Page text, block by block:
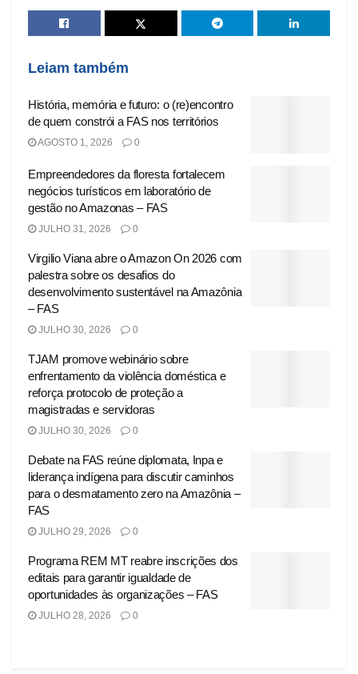
Leiam também
História, memória e futuro: o (re)encontro
de quem constrói a FAS nos territórios
AGOSTO 1, 2026 0
Empreendedores da floresta fortalecem
negócios turísticos em laboratório de
gestão no Amazonas – FAS
JULHO 31, 2026 0
Virgilio Viana abre o Amazon On 2026 com
palestra sobre os desafios do
desenvolvimento sustentável na Amazônia
– FAS
JULHO 30, 2026 0
TJAM promove webinário sobre
enfrentamento da violência doméstica e
reforça protocolo de proteção a
magistradas e servidoras
JULHO 30, 2026 0
Debate na FAS reúne diplomata, Inpa e
liderança indígena para discutir caminhos
para o desmatamento zero na Amazônia –
FAS
JULHO 29, 2026 0
Programa REM MT reabre inscrições dos
editais para garantir igualdade de
oportunidades às organizações – FAS
JULHO 28, 2026 0